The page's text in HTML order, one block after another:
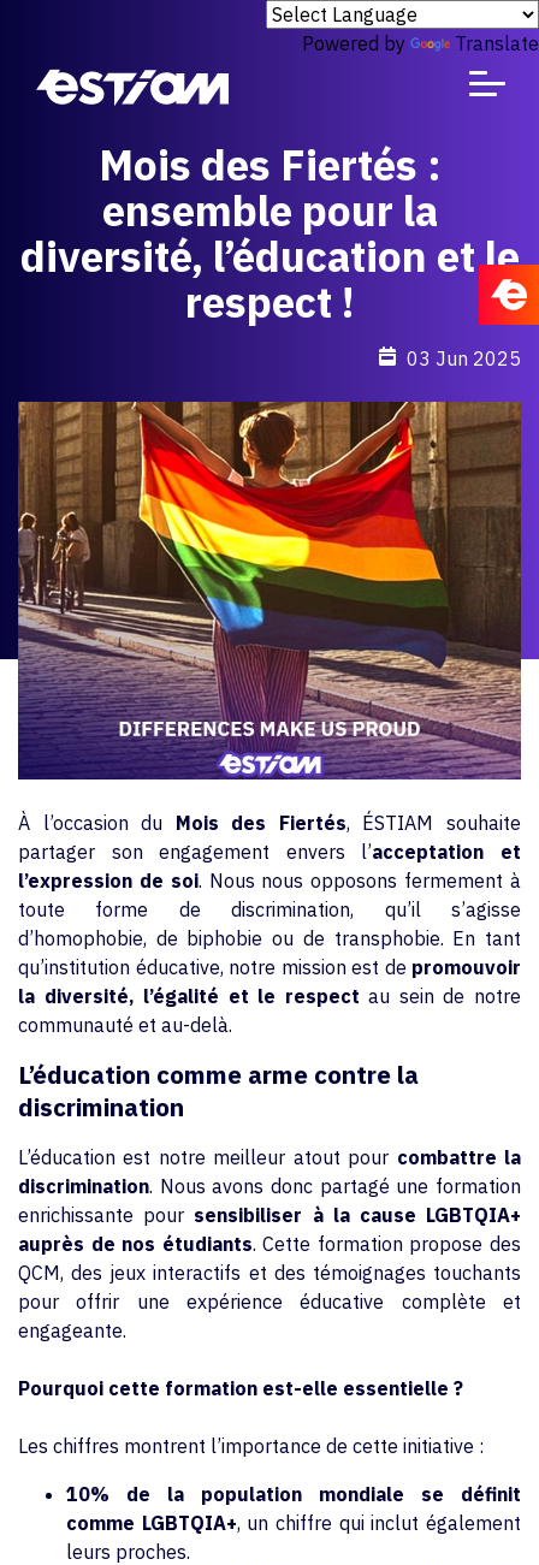
Powered by Translate
Mois des Fiertés :
ensemble pour la
diversité, l’éducation et le
respect !
03 Jun 2025
À l’occasion du Mois des Fiertés, ÉSTIAM souhaite
partager son engagement envers l’acceptation et
l’expression de soi. Nous nous opposons fermement à
toute forme de discrimination, qu’il s’agisse
d’homophobie, de biphobie ou de transphobie. En tant
qu’institution éducative, notre mission est de promouvoir
la diversité, l’égalité et le respectau sein de notre
communauté et au-delà.
L’éducation comme arme contre la
discrimination
L’éducation est notre meilleur atout pour combattre la
discrimination. Nous avons donc partagé une formation
enrichissante pour sensibiliser à la cause LGBTQIA+
auprès de nos étudiants. Cette formation propose des
QCM, des jeux interactifs et des témoignages touchants
pour offrir une expérience éducative complète et
engageante.
Pourquoi cette formation est-elle essentielle ?
Les chiffres montrent l’importance de cette initiative :
10% de la population mondiale se définit
comme LGBTQIA+, un chiffre qui inclut également
leurs proches.